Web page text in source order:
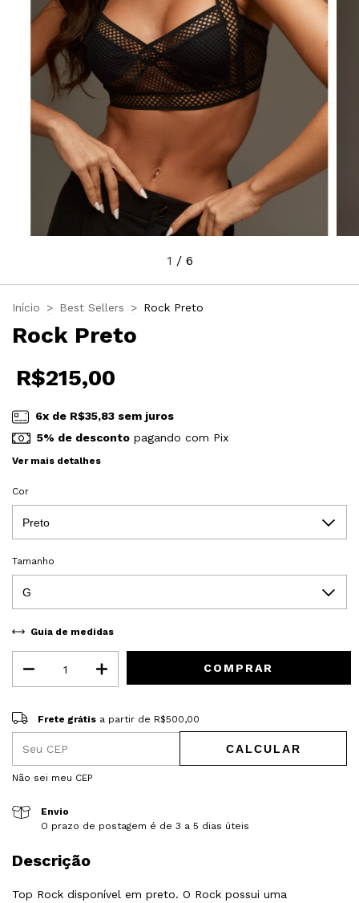
1 / 6
Início > Best Sellers > Rock Preto
Rock Preto
R$215,00
6x de R$35,83sem juros
5% de desconto pagando com Pix
Ver mais detalhes
Cor
Tamanho
Guia de medidas
Frete grátis R$500,00
Entregas para o CEP: ALTERAR CEP
Frete grátisa partir de R$500,00
CALCULAR
Não sei meu CEP
Envio
O prazo de postagem é de 3 a 5 dias úteis
Descrição
Top Rock disponível em preto. O Rock possui uma